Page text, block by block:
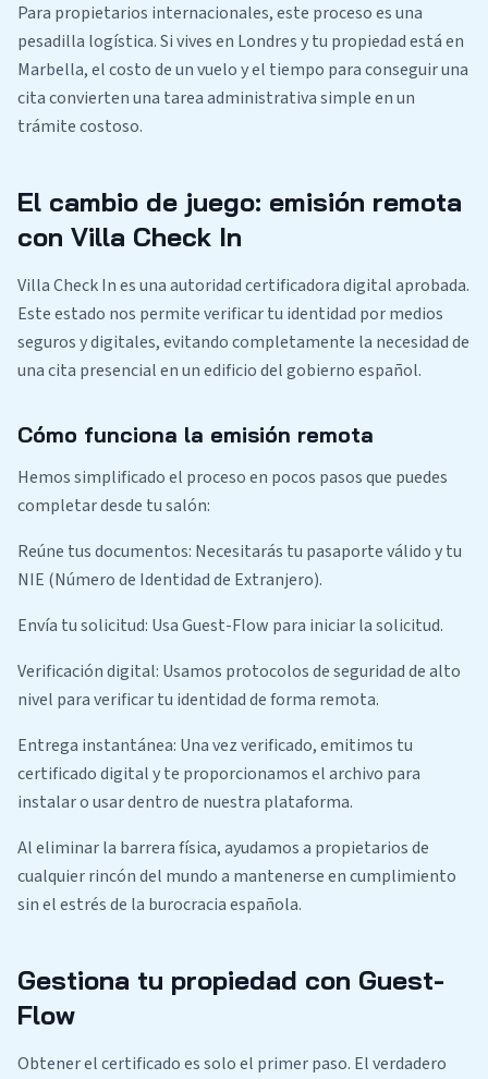
Para propietarios internacionales, este proceso es una
pesadilla logística. Si vives en Londres y tu propiedad está en
Marbella, el costo de un vuelo y el tiempo para conseguir una
cita convierten una tarea administrativa simple en un
trámite costoso.
El cambio de juego: emisión remota
con Villa Check In
Villa Check In es una autoridad certificadora digital aprobada.
Este estado nos permite verificar tu identidad por medios
seguros y digitales, evitando completamente la necesidad de
una cita presencial en un edificio del gobierno español.
Cómo funciona la emisión remota
Hemos simplificado el proceso en pocos pasos que puedes
completar desde tu salón:
Reúne tus documentos: Necesitarás tu pasaporte válido y tu
NIE (Número de Identidad de Extranjero).
Envía tu solicitud: Usa Guest-Flow para iniciar la solicitud.
Verificación digital: Usamos protocolos de seguridad de alto
nivel para verificar tu identidad de forma remota.
Entrega instantánea: Una vez verificado, emitimos tu
certificado digital y te proporcionamos el archivo para
instalar o usar dentro de nuestra plataforma.
Al eliminar la barrera física, ayudamos a propietarios de
cualquier rincón del mundo a mantenerse en cumplimiento
sin el estrés de la burocracia española.
Gestiona tu propiedad con Guest-
Flow
Obtener el certificado es solo el primer paso. El verdadero